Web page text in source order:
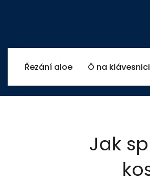
Řezání aloe Ô na klávesnici
Jak